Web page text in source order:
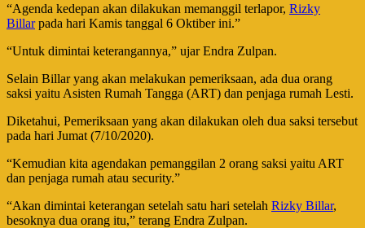
“Agenda kedepan akan dilakukan memanggil terlapor, Rizky
Billarpada hari Kamis tanggal 6 Oktiber ini.”
“Untuk dimintai keterangannya,” ujar Endra Zulpan.
Selain Billar yang akan melakukan pemeriksaan, ada dua orang
saksi yaitu Asisten Rumah Tangga (ART) dan penjaga rumah Lesti.
Diketahui, Pemeriksaan yang akan dilakukan oleh dua saksi tersebut
pada hari Jumat (7/10/2020).
“Kemudian kita agendakan pemanggilan 2 orang saksi yaitu ART
dan penjaga rumah atau security.”
“Akan dimintai keterangan setelah satu hari setelah Rizky Billar,
besoknya dua orang itu,” terang Endra Zulpan.